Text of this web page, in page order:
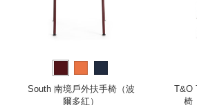
South 南境戶外扶手椅（波
爾多紅）
T&O
椅